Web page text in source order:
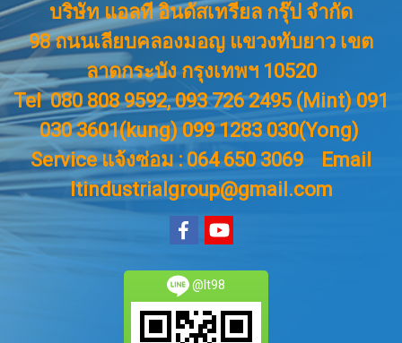
บริษัท แอลที อินดัสเทรียล กรุ๊ป จำกัด
98 ถนนเลียบคลองมอญ แขวงทับยาว เขต
ลาดกระบัง กรุงเทพฯ 10520
Tel 080 808 9592, 093 726 2495 (Mint) 091
030 3601(kung) 099 1283 030(Yong)
Service แจ้งซ่อม : 064 650 3069
Email
ltindustrialgroup@gmail.com
@lt98